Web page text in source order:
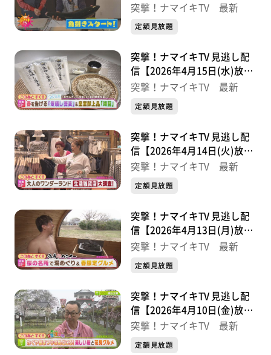
分】
突撃！ナマイキTV 最新
定額見放題
突撃！ナマイキTV 見逃し配
信【2026年4月15日(水)放送
分】
突撃！ナマイキTV 最新
定額見放題
突撃！ナマイキTV 見逃し配
信【2026年4月14日(火)放送
分】
突撃！ナマイキTV 最新
定額見放題
突撃！ナマイキTV 見逃し配
信【2026年4月13日(月)放送
分】
突撃！ナマイキTV 最新
定額見放題
突撃！ナマイキTV 見逃し配
信【2026年4月10日(金)放送
分】
突撃！ナマイキTV 最新
定額見放題